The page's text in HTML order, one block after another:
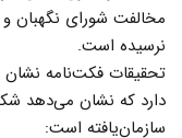
مخالفت شورای
نرسیده است.
تحقیقات فکت‌نامه
دارد که نشان می‌دهد
سازمان‌یافته است: